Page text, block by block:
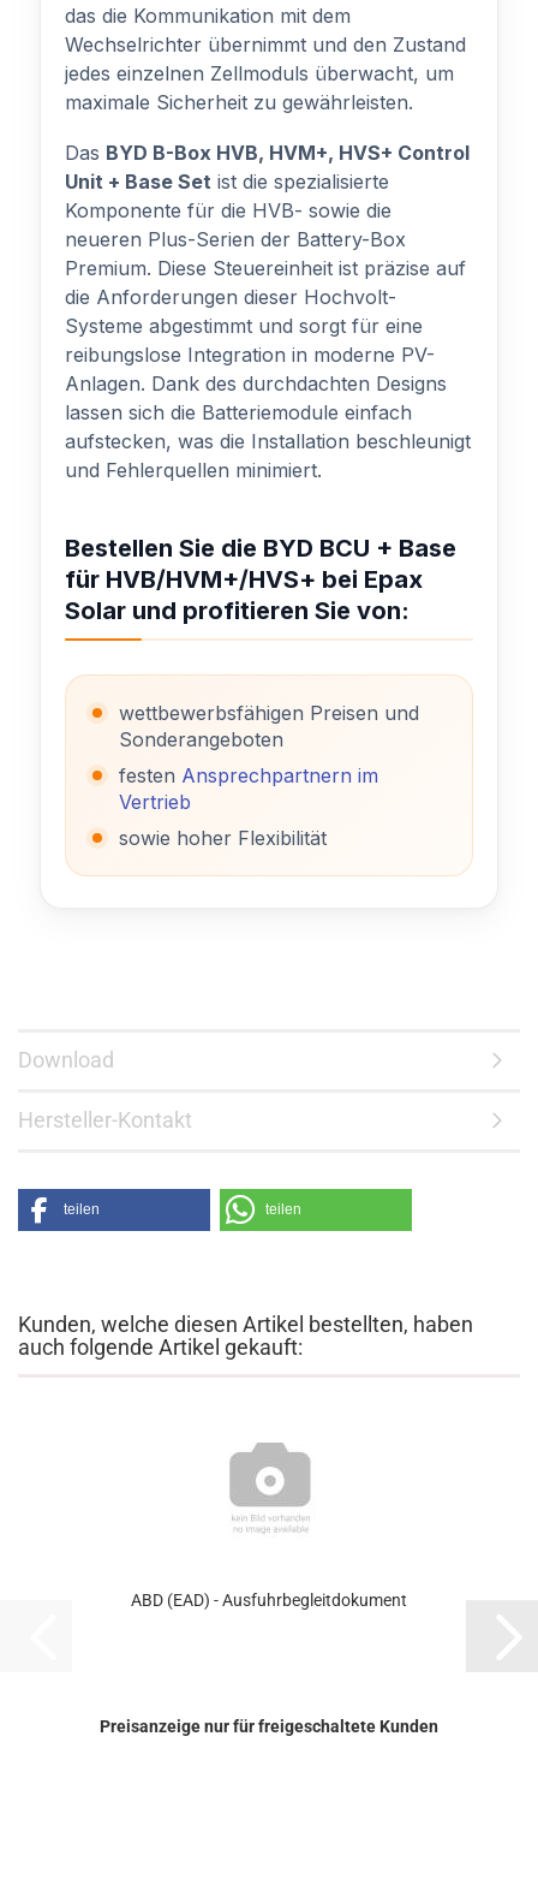
das die Kommunikation mit dem
Wechselrichter übernimmt und den Zustand
jedes einzelnen Zellmoduls überwacht, um
maximale Sicherheit zu gewährleisten.
Das BYD B-Box HVB, HVM+, HVS+ Control
Unit + Base Set ist die spezialisierte
Komponente für die HVB- sowie die
neueren Plus-Serien der Battery-Box
Premium. Diese Steuereinheit ist präzise auf
die Anforderungen dieser Hochvolt-
Systeme abgestimmt und sorgt für eine
reibungslose Integration in moderne PV-
Anlagen. Dank des durchdachten Designs
lassen sich die Batteriemodule einfach
aufstecken, was die Installation beschleunigt
und Fehlerquellen minimiert.
Bestellen Sie die BYD BCU + Base
für HVB/HVM+/HVS+ bei Epax
Solar und profitieren Sie von:
wettbewerbsfähigen Preisen und
Sonderangeboten
festen Ansprechpartnern im
Vertrieb
sowie hoher Flexibilität
Download
Hersteller-Kontakt
teilen teilen
Kunden, welche diesen Artikel bestellten, haben
auch folgende Artikel gekauft:
ABD (EAD) - Aus­fuhr­be­gleit­do­ku­ment
Preisanzeige nur für freigeschaltete Kunden